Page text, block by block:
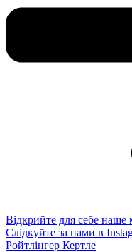
Відкрийте для себе наше
Слідкуйте за нами в
Ройтлінгер Кертле